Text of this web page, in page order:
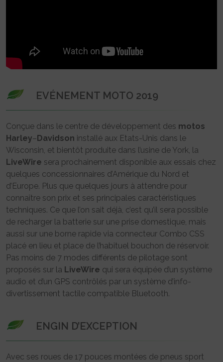
EVÉNEMENT MOTO 2019
Conçue dans le centre de développement des motos
Harley–Davidson installé aux Etats-Unis dans le
Wisconsin, et bientôt produite dans l’usine de York, la
LiveWire sera prochainement disponible aux essais chez
quelques concessionnaires d’Amérique du Nord et
d’Europe. Plus que quelques jours à attendre pour
connaître son prix et ses principales caractéristiques
techniques. Ce que l’on sait déjà, c’est qu’il sera possible
de recharger la batterie sur une prise domestique, mais
aussi sur une borne rapide via connecteur Combo CSS
placé en lieu et place de l’habituel bouchon de réservoir.
Pas moins de 7 modes différents de pilotage sont
proposés sur la LiveWire qui sera équipée d’un système
audio et d’un GPS contrôlés par un système d’info-
divertissement tactile compatible Bluetooth.
ENGIN D’EXCEPTION
Avec ses roues de 17 pouces montées de pneus sport